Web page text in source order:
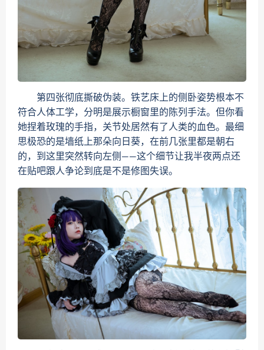
第四张彻底撕破伪装。铁艺床上的侧卧姿势根本不
符合人体工学，分明是展示橱窗里的陈列手法。但你看
她捏着玫瑰的手指，关节处居然有了人类的血色。最细
思极恐的是墙纸上那朵向日葵，在前几张里都是朝右
的，到这里突然转向左侧——这个细节让我半夜两点还
在贴吧跟人争论到底是不是修图失误。